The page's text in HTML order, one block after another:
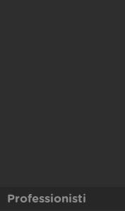
Professionisti